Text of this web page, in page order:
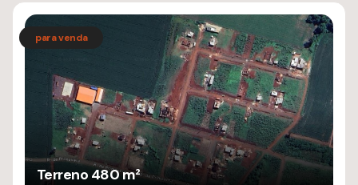
Terreno 480 m²